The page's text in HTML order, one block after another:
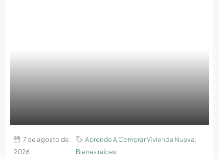
7 de agosto de
2026
Aprende A Comprar Vivienda Nueva,
Bienes raíces